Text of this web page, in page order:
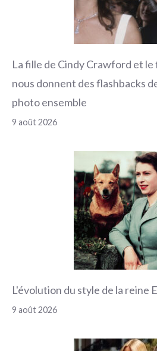
La fille de Cindy Crawford et le
nous donnent des flashbacks
photo ensemble
9 août 2026
L'évolution du style de la reine
9 août 2026